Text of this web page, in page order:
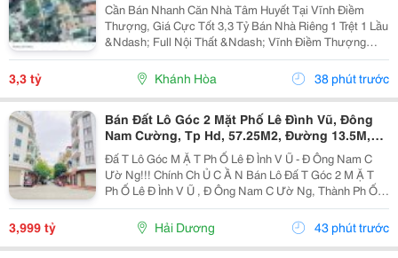
Cần Bán Nhanh Căn Nhà Tâm Huyết Tại Vĩnh Điềm
Thượng, Giá Cực Tốt 3,3 Tỷ Bán Nhà Riêng 1 Trệt 1 Lầu
&Ndash; Full Nội Thất &Ndash; Vĩnh Điềm Thượng
&Ndash; Gần 23/10 Vị Trí: Thôn Vĩnh Điềm Thượng,
Cách Đường 23/10 Chỉ 50M Hẻm Thông Thoáng, Kết...
3,3 tỷ Khánh Hòa 38 phút trước
Bán Đất Lô Góc 2 Mặt Phố Lê Đình Vũ, Đông
Nam Cường, Tp Hd, 57.25M2, Đường 13.5M,
3.X Tỷ
Đấ T Lô Góc M Ặ T Ph Ố Lê Đ Ình V Ũ - Đ Ông Nam C
Ườ Ng!!! Chính Ch Ủ C Ầ N Bán Lô Đấ T Góc 2 M Ặ T
Ph Ố Lê Đ Ình V Ũ , Đ Ông Nam C Ườ Ng, Thành Ph Ố H
Ả I D Ươ Ng - Di Ệ N Tích 57.25M2, H Ướ Ng Tây, Tây B
3,999 tỷ Hải Dương 43 phút trước